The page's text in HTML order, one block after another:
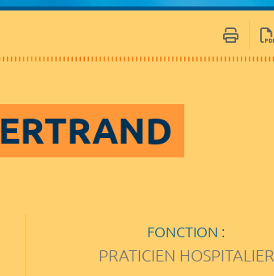
FONCTION :
PRATICIEN HOSPITALIER